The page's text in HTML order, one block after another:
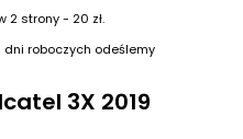
2 strony - 20 zł.
dni roboczych odeślemy
3X 2019